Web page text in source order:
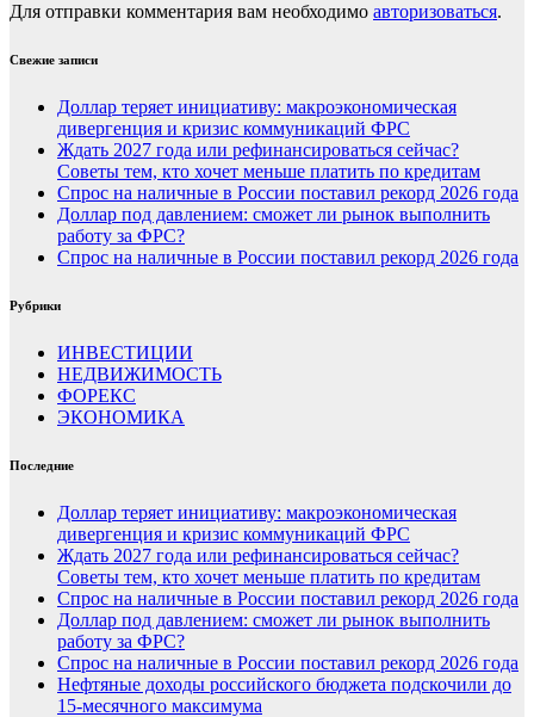
Для отправки комментария вам необходимо авторизоваться.
Свежие записи
Доллар теряет инициативу: макроэкономическая
дивергенция и кризис коммуникаций ФРС
Ждать 2027 года или рефинансироваться сейчас?
Советы тем, кто хочет меньше платить по кредитам
Спрос на наличные в России поставил рекорд 2026 года
Доллар под давлением: сможет ли рынок выполнить
работу за ФРС?
Спрос на наличные в России поставил рекорд 2026 года
Рубрики
ИНВЕСТИЦИИ
НЕДВИЖИМОСТЬ
ФОРЕКС
ЭКОНОМИКА
Последние
Доллар теряет инициативу: макроэкономическая
дивергенция и кризис коммуникаций ФРС
Ждать 2027 года или рефинансироваться сейчас?
Советы тем, кто хочет меньше платить по кредитам
Спрос на наличные в России поставил рекорд 2026 года
Доллар под давлением: сможет ли рынок выполнить
работу за ФРС?
Спрос на наличные в России поставил рекорд 2026 года
Нефтяные доходы российского бюджета подскочили до
15-месячного максимума